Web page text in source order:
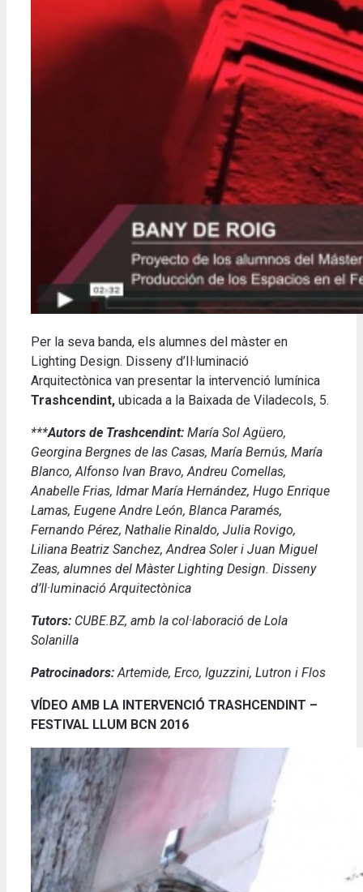
Per la seva banda, els alumnes del màster en
Lighting Design. Disseny d’Il·luminació
Arquitectònica van presentar la intervenció lumínica
Trashcendint, ubicada a la Baixada de Viladecols, 5.
***Autors de Trashcendint: María Sol Agüero,
Georgina Bergnes de las Casas, María Bernús, María
Blanco, Alfonso Ivan Bravo, Andreu Comellas,
Anabelle Frias, Idmar María Hernández, Hugo Enrique
Lamas, Eugene Andre León, Blanca Paramés,
Fernando Pérez, Nathalie Rinaldo, Julia Rovigo,
Liliana Beatriz Sanchez, Andrea Soler i Juan Miguel
Zeas, alumnes del Màster Lighting Design. Disseny
d’Il·luminació Arquitectònica
Tutors: CUBE.BZ, amb la col·laboració de Lola
Solanilla
Patrocinadors:Artemide, Erco, Iguzzini, Lutron i Flos
VÍDEO AMB LA INTERVENCIÓ TRASHCENDINT –
FESTIVAL LLUM BCN 2016